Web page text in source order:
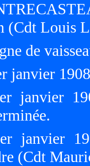
(Cdt Louis
de
janvier
janvier
janvier
(Cdt